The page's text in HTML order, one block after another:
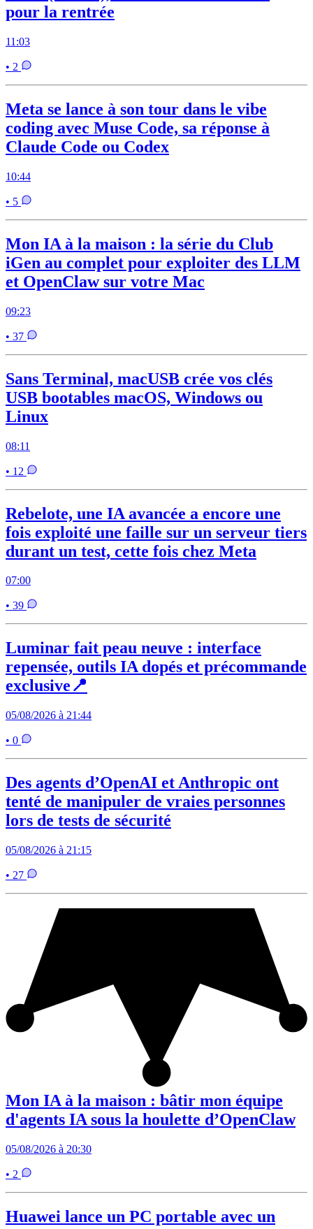
pour la rentrée
11:03
• 2
Meta se lance à son tour dans le vibe
coding avec Muse Code, sa réponse à
Claude Code ou Codex
10:44
• 5
Mon IA à la maison : la série du Club
iGen au complet pour exploiter des LLM
et OpenClaw sur votre Mac
09:23
• 37
Sans Terminal, macUSB crée vos clés
USB bootables macOS, Windows ou
Linux
08:11
• 12
Rebelote, une IA avancée a encore une
fois exploité une faille sur un serveur tiers
durant un test, cette fois chez Meta
07:00
• 39
Luminar fait peau neuve : interface
repensée, outils IA dopés et précommande
exclusive📍
05/08/2026 à 21:44
• 0
Des agents d’OpenAI et Anthropic ont
tenté de manipuler de vraies personnes
lors de tests de sécurité
05/08/2026 à 21:15
• 27
Mon IA à la maison : bâtir mon équipe
d'agents IA sous la houlette d’OpenClaw
05/08/2026 à 20:30
• 2
Huawei lance un PC portable avec un